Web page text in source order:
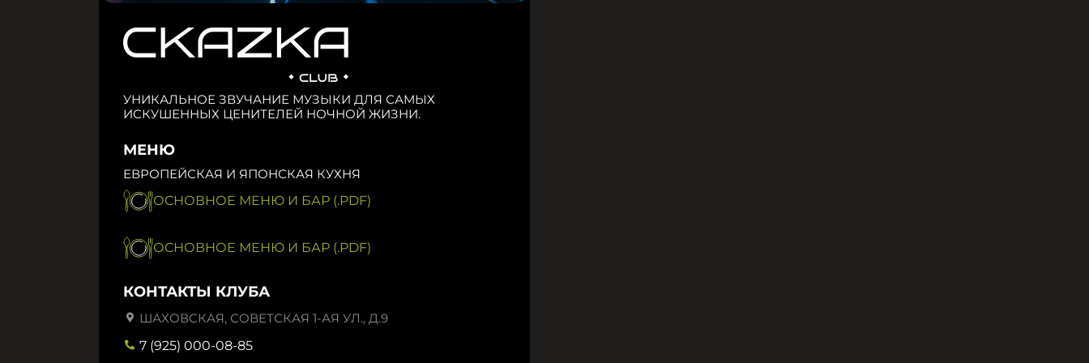
УНИКАЛЬНОЕ ЗВУЧАНИЕ МУЗЫКИ ДЛЯ САМЫХ
ИСКУШЕННЫХ ЦЕНИТЕЛЕЙ НОЧНОЙ ЖИЗНИ.
МЕНЮ
ЕВРОПЕЙСКАЯ И ЯПОНСКАЯ КУХНЯ
ОСНОВНОЕ МЕНЮ И БАР (.PDF)
ОСНОВНОЕ МЕНЮ И БАР (.PDF)
КОНТАКТЫ КЛУБА
ШАХОВСКАЯ, СОВЕТСКАЯ 1-АЯ УЛ., Д.9
7 (925) 000-08-85